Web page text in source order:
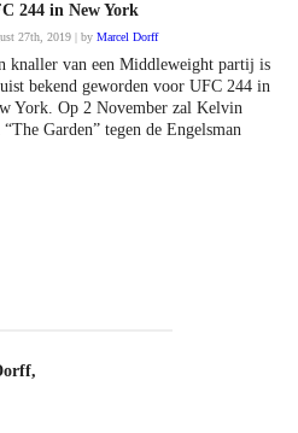
244 in New York
27th, 2019 | byMarcel Dorff
knaller van een Middleweight partij is
bekend geworden voor UFC 244 in
York. Op 2 November zal Kelvin
Garden” tegen de Engelsman